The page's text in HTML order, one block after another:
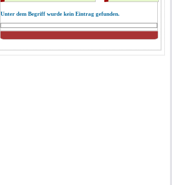
Unter dem Begriff wurde kein Eintrag gefunden.